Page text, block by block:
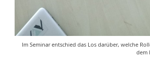
Im Seminar entschied das Los darüber, welche
dem